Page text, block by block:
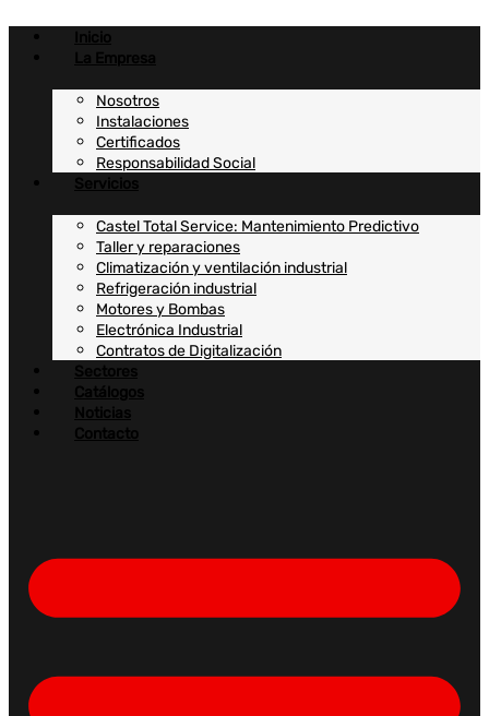
contenido
Inicio
La Empresa
Nosotros
Instalaciones
Certificados
Responsabilidad Social
Servicios
Castel Total Service: Mantenimiento Predictivo
Taller y reparaciones
Climatización y ventilación industrial
Refrigeración industrial
Motores y Bombas
Electrónica Industrial
Contratos de Digitalización
Sectores
Catálogos
Noticias
Contacto